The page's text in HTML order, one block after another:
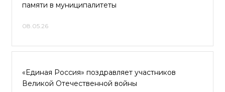
памяти в муниципалитеты
08.05.26
«Единая Россия» поздравляет участников
Великой Отечественной войны